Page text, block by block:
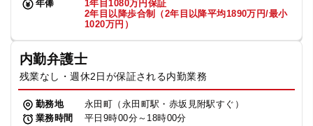
年俸
1年目1080万円保証
2年目以降歩合制（2年目以降平均1890万円/最小
1020万円）
内勤弁護士
残業なし・週休2日が保証される内勤業務
勤務地
永田町（永田町駅・赤坂見附駅すぐ）
業務時間
平日9時00分～18時00分